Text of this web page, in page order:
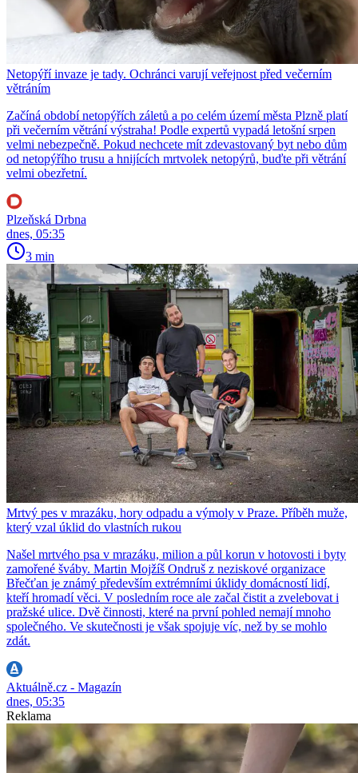
Netopýří invaze je tady. Ochránci varují veřejnost před večerním
větráním
Začíná období netopýřích záletů a po celém území města Plzně platí
při večerním větrání výstraha! Podle expertů vypadá letošní srpen
velmi nebezpečně. Pokud nechcete mít zdevastovaný byt nebo dům
od netopýřího trusu a hnijících mrtvolek netopýrů, buďte při větrání
velmi obezřetní.
Plzeňská Drbna
dnes, 05:35
3 min
Mrtvý pes v mrazáku, hory odpadu a výmoly v Praze. Příběh muže,
který vzal úklid do vlastních rukou
Našel mrtvého psa v mrazáku, milion a půl korun v hotovosti i byty
zamořené šváby. Martin Mojžíš Ondruš z neziskové organizace
Břečťan je známý především extrémními úklidy domácností lidí,
kteří hromadí věci. V posledním roce ale začal čistit a zvelebovat i
pražské ulice. Dvě činnosti, které na první pohled nemají mnoho
společného. Ve skutečnosti je však spojuje víc, než by se mohlo
zdát.
Aktuálně.cz - Magazín
dnes, 05:35
Reklama